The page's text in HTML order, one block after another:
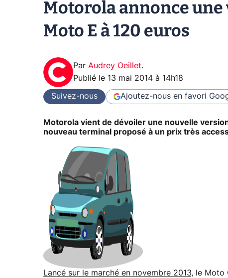
Motorola annonce une
Moto E à 120 euros
Par Audrey Oeillet.
Publié le 13 mai 2014 à 14h18
Suivez-nous Ajoutez-nous en favori
Motorola vient de dévoiler une nouvelle
nouveau terminal proposé à un prix très
Lancé sur le marché en novembre 2013, le Moto